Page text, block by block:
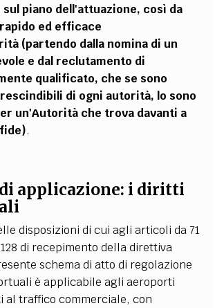
piano dell'attuazione, così da
ed efficace
(partendo dalla nomina di un
e dal reclutamento di
qualificato, che se sono
di ogni autorità, lo sono
un'Autorità che trova davanti a
.
applicazione: i diritti
disposizioni di cui agli articoli da 71
di recepimento della direttiva
schema di atto di regolazione
è applicabile agli aeroporti
al traffico commerciale, con